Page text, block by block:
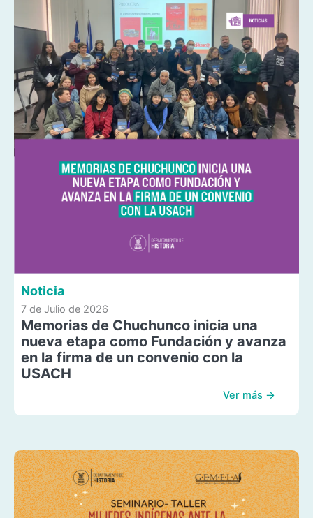
Noticia
7 de Julio de 2026
Memorias de Chuchunco inicia una
nueva etapa como Fundación y avanza
en la firma de un convenio con la
USACH
Ver más →